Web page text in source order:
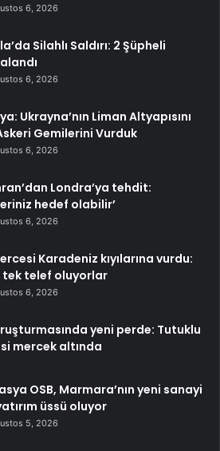
6, 2026
Silahlı Saldırı: 2 Şüpheli
6, 2026
Ukrayna’nın Liman Altyapısını
Gemilerini Vurduk
6, 2026
Londra’ya tehdit:
hedef olabilir’
6, 2026
Karadeniz kıyılarına vurdu:
tek telef oluyorlar
6, 2026
yeni perde: Tutuklu
mercek altında
OSB, Marmara’nın yeni sanayi
üssü oluyor
5, 2026